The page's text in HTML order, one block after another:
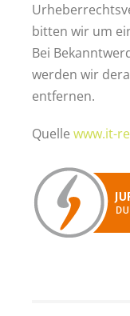
bitten wir um
Bei
werden wir
entfernen.
Quelle www.it-